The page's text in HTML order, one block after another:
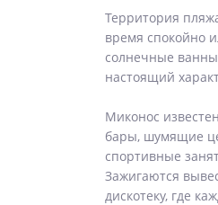
Территория
время спокойно
солнечные
настоящий
Миконос
бары, шумящие
спортивные
Зажигаются
дискотеку, где